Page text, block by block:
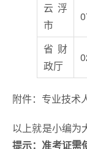
云浮
市
省财
政厅
附件：专业技术
以上就是小编为
提示：准考证需